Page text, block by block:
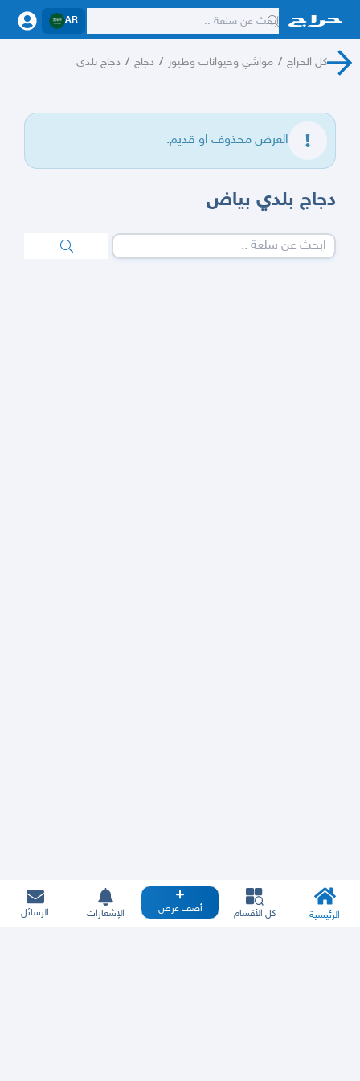
AR
كل الحراج / مواشي وحيوانات وطيور / دجاج / دجاج بلدي
العرض محذوف او قديم.
دجاج بلدي بياض
الرئيسية كل الأقسام أضف عرض الإشعارات الرسائل